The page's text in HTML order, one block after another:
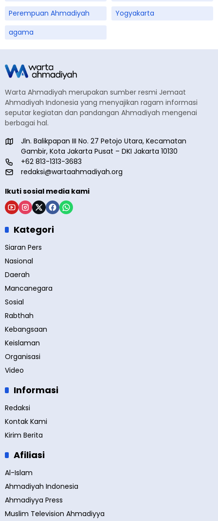
Perempuan Ahmadiyah
Yogyakarta
agama
Warta Ahmadiyah merupakan sumber resmi Jemaat
Ahmadiyah Indonesia yang menyajikan ragam informasi
seputar kegiatan dan pandangan Ahmadiyah mengenai
berbagai hal.
Jln. Balikpapan III No. 27 Petojo Utara, Kecamatan
Gambir, Kota Jakarta Pusat – DKI Jakarta 10130
+62 813-1313-3683
redaksi@wartaahmadiyah.org
Ikuti sosial media kami
Kategori
Siaran Pers
Nasional
Daerah
Mancanegara
Sosial
Rabthah
Kebangsaan
Keislaman
Organisasi
Video
Informasi
Redaksi
Kontak Kami
Kirim Berita
Afiliasi
Al-Islam
Ahmadiyah Indonesia
Ahmadiyya Press
Muslim Television Ahmadiyya